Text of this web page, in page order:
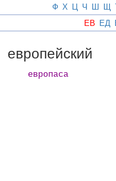
Ф Х Ц Ч Ш Щ
ЕВ ЕД
европейский
европаса